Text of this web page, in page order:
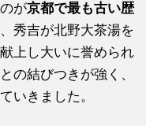
が京都で最も古い歴
秀吉が北野大茶湯を
上し大いに誉められ
の結びつきが強く、
いきました。